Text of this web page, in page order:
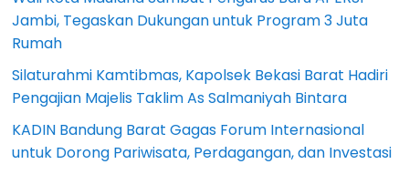
Jambi, Tegaskan Dukungan untuk Program 3 Juta
Rumah
Silaturahmi Kamtibmas, Kapolsek Bekasi Barat Hadiri
Pengajian Majelis Taklim As Salmaniyah Bintara
KADIN Bandung Barat Gagas Forum Internasional
untuk Dorong Pariwisata, Perdagangan, dan Investasi